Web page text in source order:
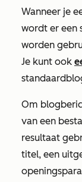
Wanneer je
wordt er een
worden
Je kunt ook
Om
van een
resultaat
titel, een